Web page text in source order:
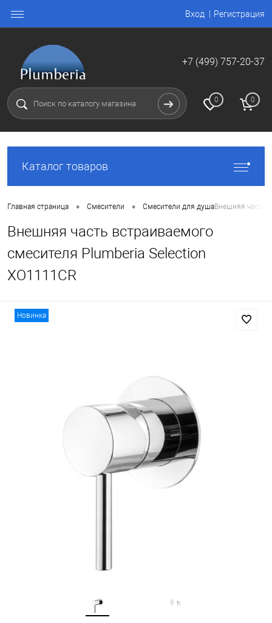
Вход Регистрация
+7 (499) 757-20-37
0 0
Каталог товаров
Главная страница • Смесители • Смесители для душаВнешняя часть
Внешняя часть встраиваемого
смесителя Plumberia Selection
XO1111CR
Новинка